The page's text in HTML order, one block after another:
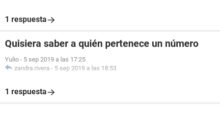
1 respuesta
Quisiera saber a quién pertenece un número
Yulio - 5 sep 2019 a las 17:25
zandra.rivera - 5 sep 2019 a las 18:53
1 respuesta